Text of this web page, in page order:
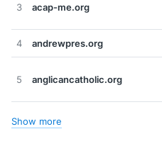
3 acap-me.org
4 andrewpres.org
5 anglicancatholic.org
Show more